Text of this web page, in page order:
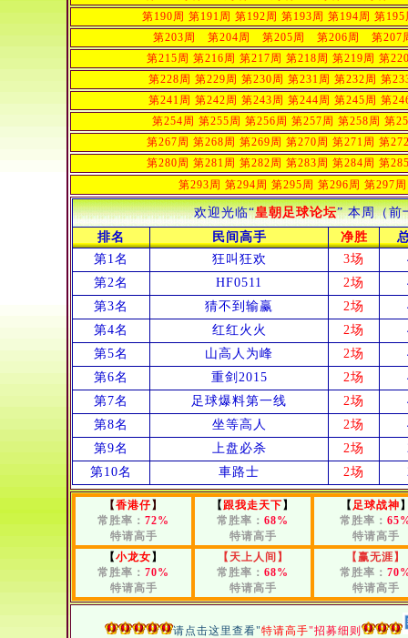
第190周 第191周 第192周 第193周 第194周 第195
第203周
第204周 第205周 第206周
第207
第215周 第216周 第217周 第218周 第219周 第
第228周 第229周 第230周 第231周 第232周 第
第241周 第242周 第243周 第244周 第245周 第
第254周 第255周 第256周 第257周 第258周 第
第267周 第268周 第269周 第270周 第271周 第
第280周 第281周 第282周 第283周 第284周 第
第293周 第294周 第295周 第296周 第297周
【香港仔】
常胜率： 72%
特请高手
【跟我走天下 】
常胜率： 68%
特请高手
【 足球战神
常胜率：
特请高手
【小龙女 】
常胜率： 70%
特请高手
【 天上人间 】
常胜率： 68%
特请高手
【 赢无涯 】
常胜率：
特请高手
请点击这里查看"特请高手"招募细则